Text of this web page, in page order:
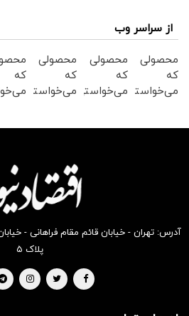
از سراسر وب
محصولی
که
می‌خواستی
محصولی
که
می‌خواستی
محصولی
که
می‌خواستی
بخر !
که
بخر !
آدرس: تهران - خیابان قائم مقام فراهانی -
پلاک ۵